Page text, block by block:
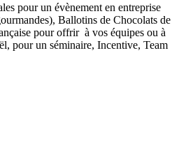
pour un évènement en entreprise
Ballotins de Chocolats de
pour offrir à vos équipes ou à
pour un séminaire, Incentive, Team